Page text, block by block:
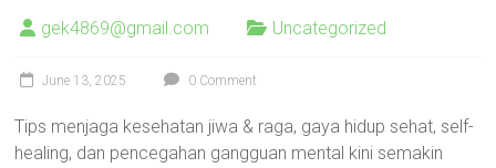
gek4869@gmail.com Uncategorized
June 13, 2025 0 Comment
Tips menjaga kesehatan jiwa & raga, gaya hidup sehat, self-
healing, dan pencegahan gangguan mental kini semakin